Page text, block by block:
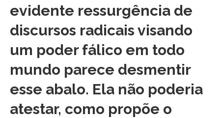
evidente ressurgência de
discursos radicais visando
um poder fálico em todo
mundo parece desmentir
esse abalo. Ela não poderia
atestar, como propõe o